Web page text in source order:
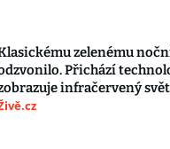
zelenému
Přichází
infračervený